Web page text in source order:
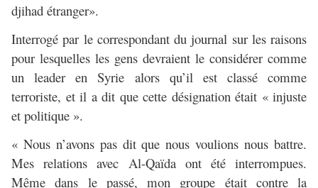
djihad étranger».
Interrogé par le correspondant du journal sur les raisons
pour lesquelles les gens devraient le considérer comme
un leader en Syrie alors qu’il est classé comme
terroriste, et il a dit que cette désignation était « injuste
et politique ».
« Nous n’avons pas dit que nous voulions nous battre.
Mes relations avec Al-Qaïda ont été interrompues.
Même dans le passé, mon groupe était contre la